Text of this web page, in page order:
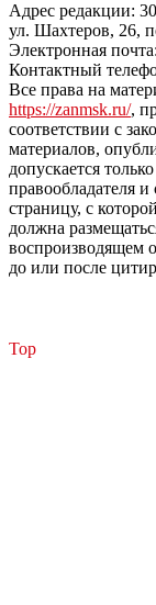
Адрес редакции:
ул. Шахтеров, 26,
Электронная почта:
Контактный
Все права на
https://zanmsk.ru/,
соответствии с
материалов,
допускается
правообладателя
страницу, с
должна
воспроизводящем
до или после
Top